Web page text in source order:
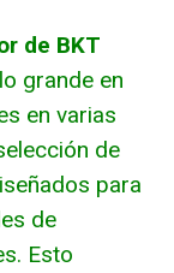
de BKT
grande en
en varias
de
para
de
Esto